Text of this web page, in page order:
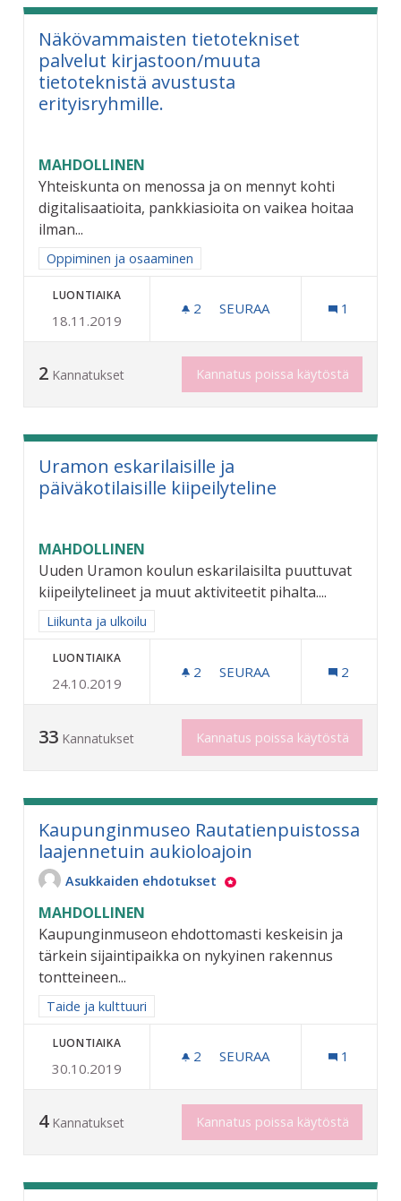
Näkövammaisten tietotekniset
palvelut kirjastoon/muuta
tietoteknistä avustusta
erityisryhmille.
MAHDOLLINEN
Yhteiskunta on menossa ja on mennyt kohti
digitalisaatioita, pankkiasioita on vaikea hoitaa
ilman...
Rajaa tulokset aihepiirin mukaan: Oppiminen ja osaaminen
Oppiminen ja osaaminen
LUONTIAIKA
18.11.2019
2 2 SEURAAJAA
SEURAA 1
2 Kannatukset Kannatus poissa käytöstä
Uramon eskarilaisille ja
päiväkotilaisille kiipeilyteline
MAHDOLLINEN
Uuden Uramon koulun eskarilaisilta puuttuvat
kiipeilytelineet ja muut aktiviteetit pihalta....
Rajaa tulokset aihepiirin mukaan: Liikunta ja ulkoilu
Liikunta ja ulkoilu
LUONTIAIKA
24.10.2019
2 2 SEURAAJAA
SEURAA 2
33 Kannatukset Kannatus poissa käytöstä
Kaupunginmuseo Rautatienpuistossa
laajennetuin aukioloajoin
Asukkaiden ehdotukset
MAHDOLLINEN
Kaupunginmuseon ehdottomasti keskeisin ja
tärkein sijaintipaikka on nykyinen rakennus
tontteineen...
Rajaa tulokset aihepiirin mukaan: Taide ja kulttuuri
Taide ja kulttuuri
LUONTIAIKA
30.10.2019
2 2 SEURAAJAA
SEURAA 1
4 Kannatukset Kannatus poissa käytöstä